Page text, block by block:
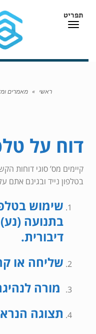
תפריט
תפריט
ראשי » מאמרים
דוח על
קיימים מס’ סוגי דוחות
בטלפון נייד ובגינם אתם
שימוש
בתנועה
דיבורית.
שליחה או
מורה
תצוגה